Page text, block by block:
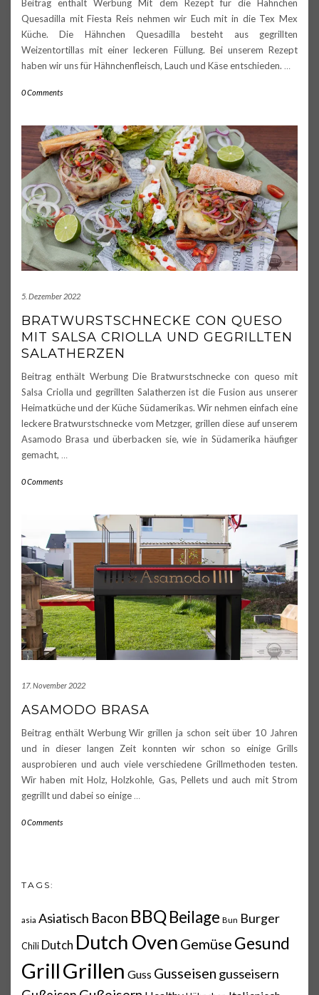
Beitrag enthält Werbung Mit dem Rezept für die Hähnchen
Quesadilla mit Fiesta Reis nehmen wir Euch mit in die Tex Mex
Küche. Die Hähnchen Quesadilla besteht aus gegrillten
Weizentortillas mit einer leckeren Füllung. Bei unserem Rezept
haben wir uns für Hähnchenfleisch, Lauch und Käse entschieden. …
0 Comments
5. Dezember 2022
BRATWURSTSCHNECKE CON QUESO
MIT SALSA CRIOLLA UND GEGRILLTEN
SALATHERZEN
Beitrag enthält Werbung Die Bratwurstschnecke con queso mit
Salsa Criolla und gegrillten Salatherzen ist die Fusion aus unserer
Heimatküche und der Küche Südamerikas. Wir nehmen einfach eine
leckere Bratwurstschnecke vom Metzger, grillen diese auf unserem
Asamodo Brasa und überbacken sie, wie in Südamerika häufiger
gemacht, …
0 Comments
17. November 2022
ASAMODO BRASA
Beitrag enthält Werbung Wir grillen ja schon seit über 10 Jahren
und in dieser langen Zeit konnten wir schon so einige Grills
ausprobieren und auch viele verschiedene Grillmethoden testen.
Wir haben mit Holz, Holzkohle, Gas, Pellets und auch mit Strom
gegrillt und dabei so einige…
0 Comments
TAGS:
asia Asiatisch Bacon BBQBeilage Bun Burger
Chili Dutch Dutch Oven Gemüse Gesund
GrillGrillen Guss Gusseisen gusseisern